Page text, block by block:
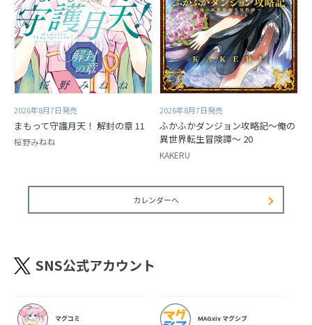
2026年8月7日発売
まもって守護月天！ 解封の章 11
桜野みねね
2026年8月7日発売
ふかふかダンジョン攻略記～俺の
異世界転生冒険譚～ 20
KAKERU
カレンダーへ
SNS公式アカウント
マグコミ MAGxiv マグシブ